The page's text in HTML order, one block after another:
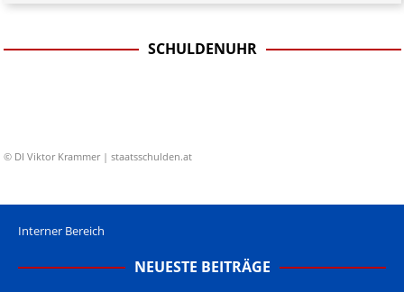
SCHULDENUHR
© DI Viktor Krammer | staatsschulden.at
Interner Bereich
NEUESTE BEITRÄGE